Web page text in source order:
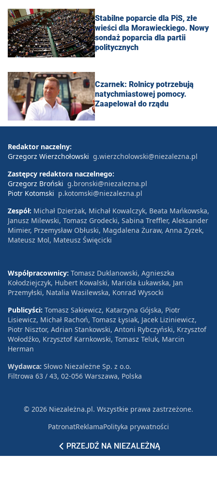
Stabilne poparcie dla PiS, złe
wieści dla Morawieckiego. Nowy
sondaż poparcia dla partii
politycznych
Czarnek: Rolnicy potrzebują
natychmiastowej pomocy.
Zaapelował do rządu
PRZEJDŹ NA NIEZALEŻNĄ
Redaktor naczelny:
Grzegorz Wierzchołowski g.wierzcholowski@niezalezna.pl
Zastępcy redaktora naczelnego:
Grzegorz Broński g.bronski@niezalezna.pl
Piotr Kotomski p.kotomski@niezalezna.pl
Zespół: Michał Dzierżak, Michał Kowalczyk, Beata Mańkowska,
Janusz Milewski, Tomasz Grodecki, Sabina Treffler, Aleksander
Mimier, Przemysław Obłuski, Magdalena Żuraw, Anna Zyzek,
Mateusz Mol, Mateusz Święcicki
Współpracownicy: Tomasz Duklanowski, Agnieszka
Kołodziejczyk, Hubert Kowalski, Mariola Łukawska, Jan
Przemyłski, Natalia Wasilewska, Konrad Wysocki
Publicyści: Tomasz Sakiewicz, Katarzyna Gójska, Piotr
Lisiewicz, Michał Rachoń, Tomasz Łysiak, Jacek Liziniewicz,
Piotr Nisztor, Adrian Stankowski, Antoni Rybczyński, Krzysztof
Wołodźko, Krzysztof Karnkowski, Tomasz Teluk, Marcin
Herman
Wydawca: Słowo Niezależne Sp. z o.o.
Filtrowa 63 / 43, 02-056 Warszawa, Polska
© 2026 Niezależna.pl. Wszystkie prawa zastrzeżone.
PatronatReklamaPolityka prywatności